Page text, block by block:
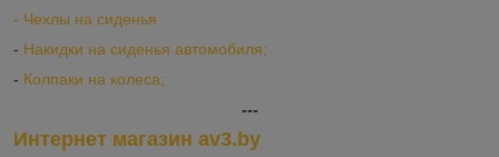
- Чехлы на сиденья
- Накидки на сиденья автомобиля;
- Колпаки на колеса;
---
Интернет магазин av3.by